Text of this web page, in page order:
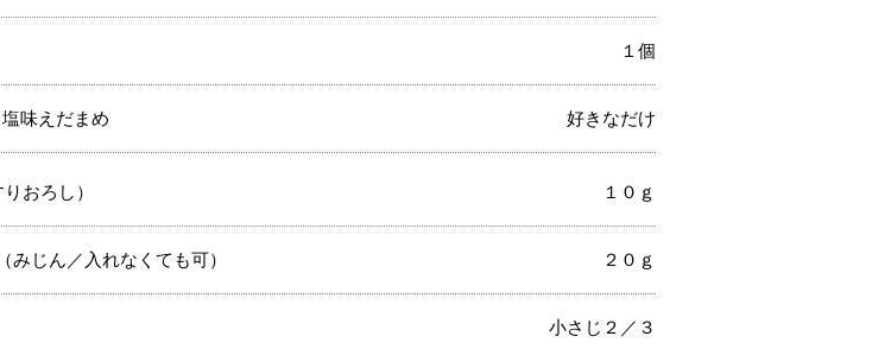
１個
味えだまめ 好きなだけ
おろし） １０ｇ
みじん／入れなくても可） ２０ｇ
小さじ２／３